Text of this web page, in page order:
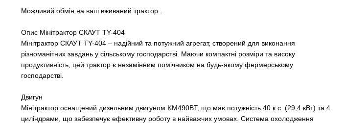
Можливий обмін на ваш вживаний трактор .
Опис Мінітрактор СКАУТ TY-404
Мінітрактор СКАУТ TY-404 – надійний та потужний агрегат, створений для виконання
різноманітних завдань у сільському господарстві. Маючи компактні розміри та високу
продуктивність, цей трактор є незамінним помічником на будь-якому фермерському
господарстві.
Двигун
Мінітрактор оснащений дизельним двигуном KM490BT, що має потужність 40 к.с. (29,4 кВт) та 4
циліндрами, що забезпечує ефективну роботу в найважчих умовах. Система охолодження